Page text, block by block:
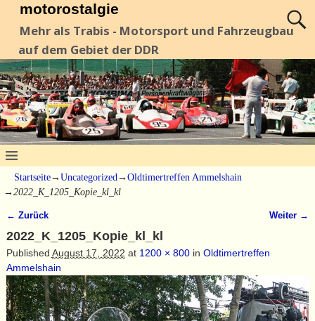
motorostalgie
Mehr als Trabis - Motorsport und Fahrzeugbau
auf dem Gebiet der DDR
Startseite→ Uncategorized → Oldtimertreffen Ammelshain
→ 2022_K_1205_Kopie_kl_kl
← Zurück Weiter →
2022_K_1205_Kopie_kl_kl
Published August 17, 2022 at 1200 × 800in Oldtimertreffen
Ammelshain